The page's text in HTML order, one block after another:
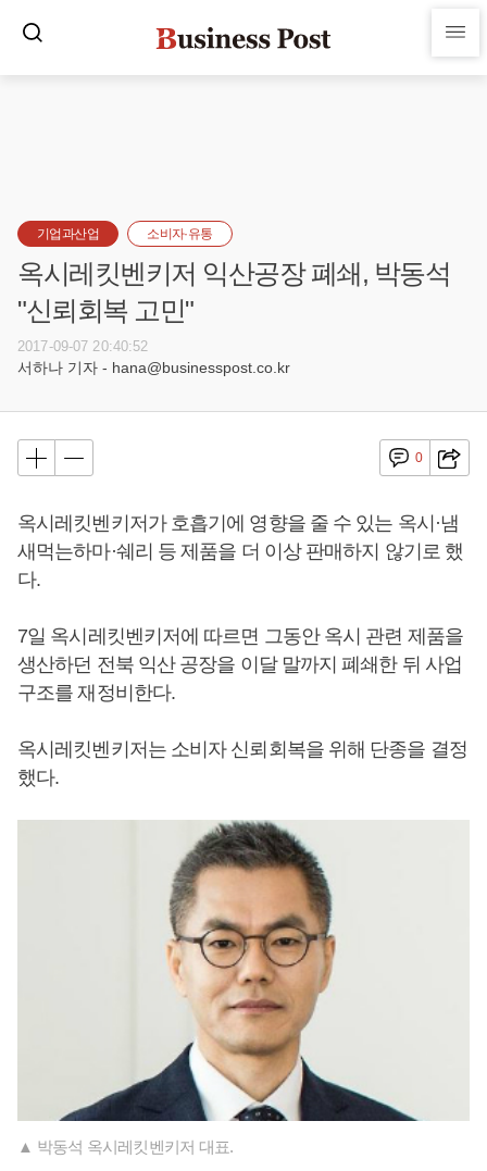
기업과산업 소비자·유통
옥시레킷벤키저 익산공장 폐쇄, 박동석
"신뢰회복 고민"
2017-09-07 20:40:52
서하나 기자 - hana@businesspost.co.kr
0
옥시레킷벤키저가 호흡기에 영향을 줄 수 있는 옥시·냄
새먹는하마·쉐리 등 제품을 더 이상 판매하지 않기로 했
다.
7일 옥시레킷벤키저에 따르면 그동안 옥시 관련 제품을
생산하던 전북 익산 공장을 이달 말까지 폐쇄한 뒤 사업
구조를 재정비한다.
옥시레킷벤키저는 소비자 신뢰회복을 위해 단종을 결정
했다.
▲ 박동석 옥시레킷벤키저 대표.